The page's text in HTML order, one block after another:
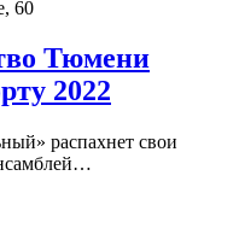
60
Тюмени
2022
распахнет свои